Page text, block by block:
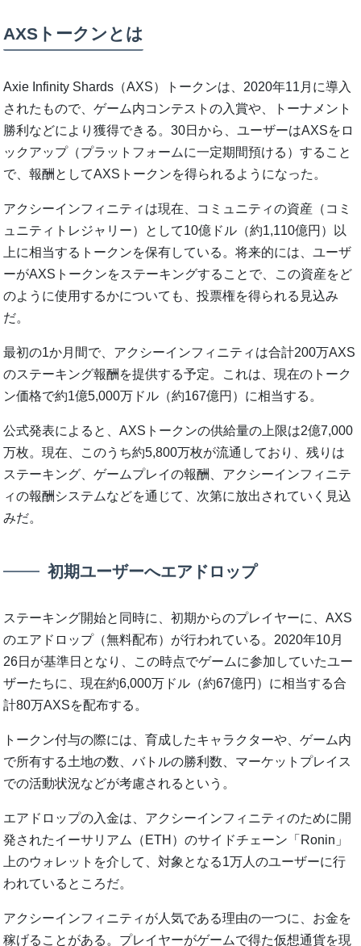
AXSトークンとは
Axie Infinity Shards（AXS）トークンは、2020年11月に導入
されたもので、ゲーム内コンテストの入賞や、トーナメント
勝利などにより獲得できる。30日から、ユーザーはAXSをロ
ックアップ（プラットフォームに一定期間預ける）すること
で、報酬としてAXSトークンを得られるようになった。
アクシーインフィニティは現在、コミュニティの資産（コミ
ュニティトレジャリー）として10億ドル（約1,110億円）以
上に相当するトークンを保有している。将来的には、ユーザ
ーがAXSトークンをステーキングすることで、この資産をど
のように使用するかについても、投票権を得られる見込み
だ。
最初の1か月間で、アクシーインフィニティは合計200万AXS
のステーキング報酬を提供する予定。これは、現在のトーク
ン価格で約1億5,000万ドル（約167億円）に相当する。
公式発表によると、AXSトークンの供給量の上限は2億7,000
万枚。現在、このうち約5,800万枚が流通しており、残りは
ステーキング、ゲームプレイの報酬、アクシーインフィニテ
ィの報酬システムなどを通じて、次第に放出されていく見込
みだ。
初期ユーザーへエアドロップ
ステーキング開始と同時に、初期からのプレイヤーに、AXS
のエアドロップ（無料配布）が行われている。2020年10月
26日が基準日となり、この時点でゲームに参加していたユー
ザーたちに、現在約6,000万ドル（約67億円）に相当する合
計80万AXSを配布する。
トークン付与の際には、育成したキャラクターや、ゲーム内
で所有する土地の数、バトルの勝利数、マーケットプレイス
での活動状況などが考慮されるという。
エアドロップの入金は、アクシーインフィニティのために開
発されたイーサリアム（ETH）のサイドチェーン「Ronin」
上のウォレットを介して、対象となる1万人のユーザーに行
われているところだ。
アクシーインフィニティが人気である理由の一つに、お金を
稼げることがある。プレイヤーがゲームで得た仮想通貨を現